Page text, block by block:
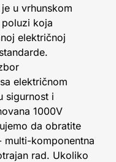
u vrhunskom
koja
električnoj
električnom
sigurnost i
1000V
da obratite
multi-komponentna
rad. Ukoliko